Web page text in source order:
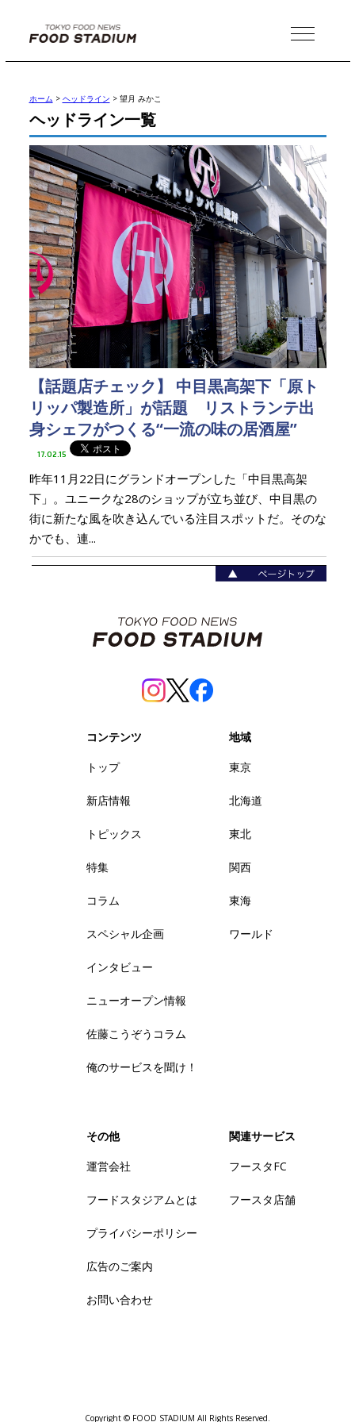
MENU
ホーム > ヘッドライン > 望月 みかこ
ヘッドライン一覧
【話題店チェック】 中目黒高架下「原ト
リッパ製造所」が話題 リストランテ出
身シェフがつくる“一流の味の居酒屋”
17.02.15
昨年11月22日にグランドオープンした「中目黒高架
下」。ユニークな28のショップが立ち並び、中目黒の
街に新たな風を吹き込んでいる注目スポットだ。そのな
かでも、連...
コンテンツ
トップ
新店情報
トピックス
特集
コラム
スペシャル企画
インタビュー
ニューオープン情報
佐藤こうぞうコラム
俺のサービスを聞け！
地域
東京
北海道
東北
関西
東海
ワールド
その他
運営会社
フードスタジアムとは
プライバシーポリシー
広告のご案内
お問い合わせ
関連サービス
フースタFC
フースタ店舗
Copyright © FOOD STADIUM All Rights Reserved.